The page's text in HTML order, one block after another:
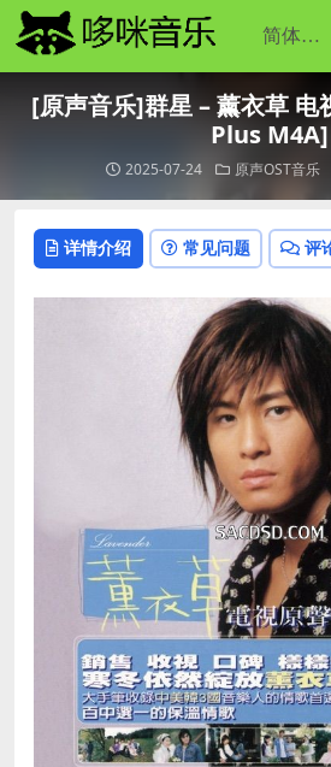
[原声音乐]群星 – 薰衣草
Plus M4A]
2025-07-24 原声OST音乐
详情介绍 常见问题 评